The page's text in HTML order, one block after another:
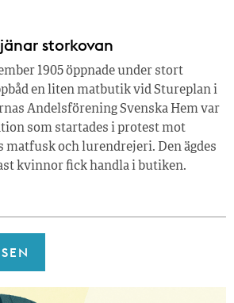
storkovan
1905 öppnade under stort
en liten matbutik vid Stureplan i
Andelsförening Svenska Hem var
som startades i protest mot
matfusk och lurendrejeri. Den ägdes
kvinnor fick handla i butiken.